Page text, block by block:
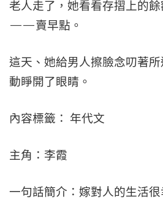
老人走了，她看看存摺上的
——賣早點。
這天、她給男人擦臉念叨著
動睜開了眼睛。
內容標籤： 年代文
主角：李霞
一句話簡介：嫁對人的生活很